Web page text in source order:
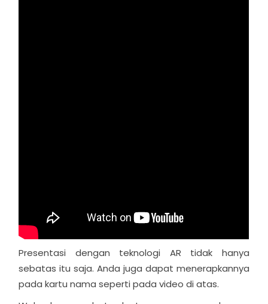
Presentasi dengan teknologi AR tidak hanya
sebatas itu saja. Anda juga dapat menerapkannya
pada kartu nama seperti pada video di atas.